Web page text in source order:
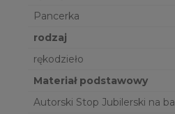
Pancerka
rodzaj
rękodzieło
Materiał podstawowy
Autorski Stop Jubilerski na